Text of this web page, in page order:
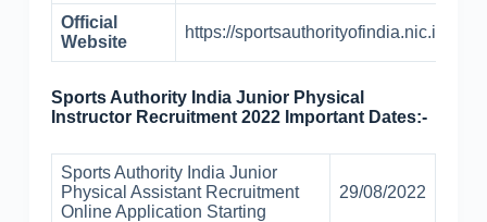
Official
Website
https://sportsauthorityofindia.nic.in
Sports Authority India Junior Physical
Instructor Recruitment 2022 Important Dates:-
Sports Authority India Junior
Physical Assistant Recruitment
Online Application Starting
29/08/2022